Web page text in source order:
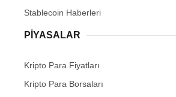
Stablecoin Haberleri
PIYASALAR
Kripto Para Fiyatları
Kripto Para Borsaları